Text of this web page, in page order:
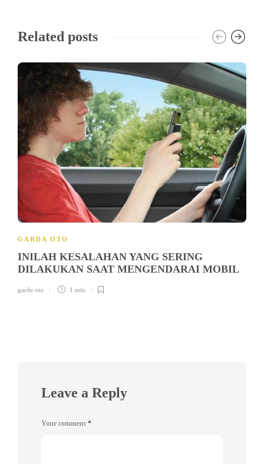
Related posts
GARDA OTO
INILAH KESALAHAN YANG SERING
DILAKUKAN SAAT MENGENDARAI MOBIL
garda oto 1 min
Leave a Reply
Your comment *